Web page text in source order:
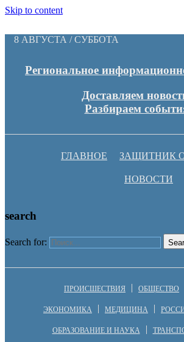
Skip to content
8 АВГУСТА / СУББОТА
Региональное
Доставляем
Разбираем
ГЛАВНОЕ ЗАЩИТНИК
НОВОСТИ
search
Search for:
ПРОИСШЕСТВИЯ ОБЩЕСТВО
ЭКОНОМИКА МЕДИЦИНА
ОБРАЗОВАНИЕ И НАУКА